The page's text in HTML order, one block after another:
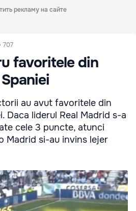
рекламу на сайте
707
favoritele din
au avut favoritele din
Daca liderul Real Madrid s-a
cele 3 puncte, atunci
Madrid si-au invins lejer